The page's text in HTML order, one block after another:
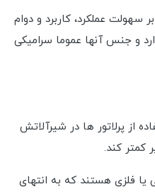
سهولت عملکرد، کاربرد و دوام
و جنس آنها عموما سرامیکی
از پرلاتور ها در شیرآلاتش
کند.
فلزی هستند که به انتهای